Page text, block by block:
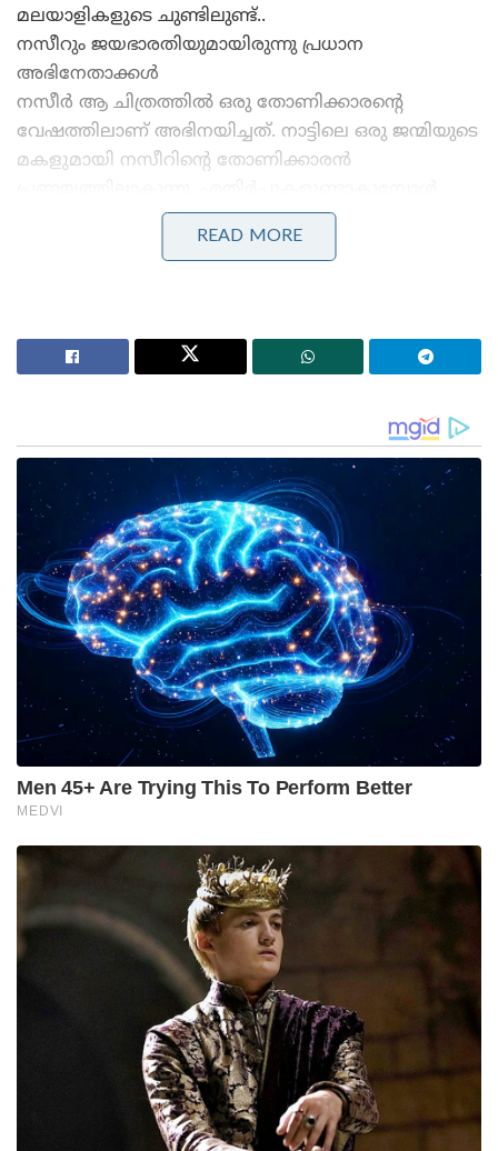
മലയാളികളുടെ ചുണ്ടിലുണ്ട്..
നസീറും ജയഭാരതിയുമായിരുന്നു പ്രധാന
അഭിനേതാക്കൾ
നസീർ ആ ചിത്രത്തിൽ ഒരു തോണിക്കാരന്റെ
വേഷത്തിലാണ് അഭിനയിച്ചത്. നാട്ടിലെ ഒരു ജന്മിയുടെ
മകളുമായി നസീറിന്റെ തോണിക്കാരൻ
അവർ ഒരുമിച്ച് നാടുവിടുന്നു..
നാടുവിട്ട നസീറിന്റെ തോണിക്കാരനു പകരമായി
ഒരു ഡയലോഗ് കിട്ടുന്നത്. അയാൾ തൊട്ടു
മുൻപഭിനയിച്ച സിനിമയിൽ ഡയലോഗൊന്നും
തോണിക്കടവിൽ നടക്കുന്ന എല്ലാ രംഗങ്ങളും
സ്വാഭാവികമായും ഒരുമിച്ചാണല്ലോ ഷൂട്ട് ചെയ്യുക..
തനിക്ക് പകരം തോണിക്കാരനായി വന്ന നടനെ
സെറ്റിൽ വെച്ച് കണ്ടപ്പോൾ പ്രേം നസീർ .. എനിക്ക്
പകരം വന്ന ആളാണല്ലേ നിങ്ങൾ എന്ന്
ചോദിക്കുകയും ചെയ്തു..
സെറ്റിൽ എല്ലാവരോടും ഒരുപോലെ പെരുമാറുന്ന പ്രേം
നസീർ സാധാരണ പോലെ ചോദിച്ച ആ ചോദ്യം പക്ഷേ
വലിയ ഒരു പ്രവചനമായി മാറി..
പ്രേം നസീറിനു പകരക്കാരനെന്നതിനപ്പുറം മലയാള
സിനിമയിലെ പകരം വെക്കാനാവാത്ത നടനായി ആ
പഴയ തോണിക്കാരൻ ഇന്ന് നിറഞ്ഞ് നിൽക്കുന്നുണ്ട് ..
മുഹമ്മദ് കുട്ടി.. നമ്മുടെ സ്വന്തം മമ്മൂട്ടി..
Stories you may like
മാർവൽ വരെ കോപ്പിയടിച്ച പ്രകൃതിയുടെ
അത്ഭുതം;സ്റ്റീലിനേക്കാൾ 5 ഇരട്ടി ബലമുള്ള
വലകൾ;ചിലന്തി
‘എന്റെ പൊന്നു ചേട്ടാ, കാവി ഈ ബ്രാൻഡിന്റെ
നിറമാണ്; കാവി നിറത്തിനോട് യൂട്യൂബർക്ക്
അസഹിഷ്ണുത;വാ അടപ്പിച്ച് പ്രിയ വാര്യർ
READ MORE